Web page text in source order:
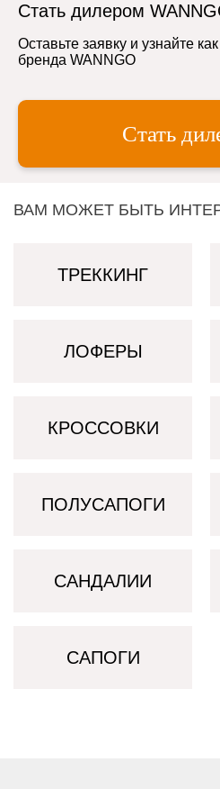
Стать дилером
Оставьте заявку и узнайте
бренда WANNGO
Стать
ВАМ МОЖЕТ БЫТЬ
ТРЕККИНГ
ЛОФЕРЫ
КРОССОВКИ
ПОЛУСАПОГИ
САНДАЛИИ
САПОГИ